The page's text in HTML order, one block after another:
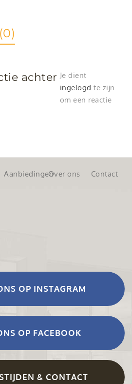
achter Je dient
ingelogd te zijn
om een reactie
AanbiedingenOver ons Contact
OP INSTAGRAM
OP FACEBOOK
& CONTACT